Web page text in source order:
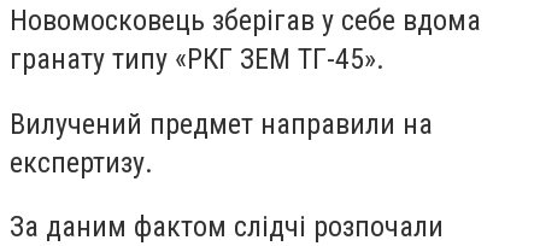
Новомосковець зберігав у себе вдома
гранату типу «РКГ ЗЕМ ТГ-45».
Вилучений предмет направили на
експертизу.
За даним фактом слідчі розпочали